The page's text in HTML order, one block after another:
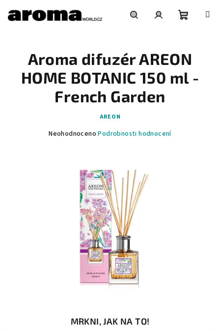
obsah
košík
Aroma difuzér AREON
HOME BOTANIC 150 ml -
French Garden
AREON
Průměrné
hvězdiček.
Neohodnoceno Podrobnosti hodnocení
MRKNI, JAK NA TO!